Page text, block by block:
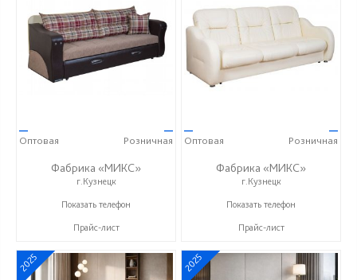
—
Оптовая
—
Розничная
Фабрика «МИКС»
г.Кузнецк
+7 (937) 423-36-37
Показать телефон
Прайс-лист
—
Оптовая
—
Розничная
Фабрика «МИКС»
г.Кузнецк
+7 (937) 423-36-37
Показать телефон
Прайс-лист
2025 2025